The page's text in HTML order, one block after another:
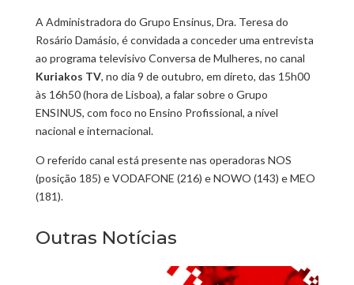
A Administradora do Grupo Ensinus, Dra. Teresa do
Rosário Damásio, é convidada a conceder uma entrevista
ao programa televisivo Conversa de Mulheres, no canal
Kuriakos TV, no dia 9 de outubro, em direto, das 15h00
às 16h50 (hora de Lisboa), a falar sobre o Grupo
ENSINUS, com foco no Ensino Profissional, a nível
nacional e internacional.
O referido canal está presente nas operadoras NOS
(posição 185) e VODAFONE (216) e NOWO (143) e MEO
(181).
Outras Notícias